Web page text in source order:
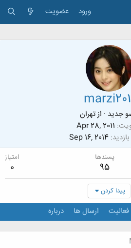
ورود عضویت
جدید · ازتهران
Apr 28, 2011
Sep 16, 2014
پسندها
95
امتیاز
0
پیدا کردن
ارسال ها درباره